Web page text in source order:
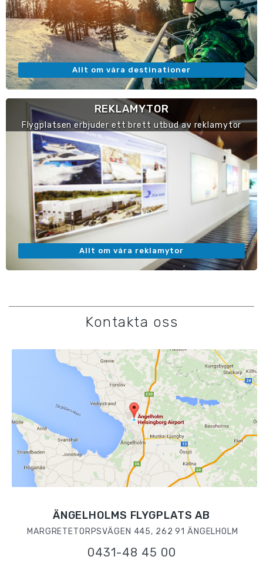
Allt om våra destinationer
REKLAMYTOR
Flygplatsen erbjuder ett brett utbud av reklamytor
Allt om våra reklamytor
Kontakta oss
ÄNGELHOLMS FLYGPLATS AB
MARGRETETORPSVÄGEN 445, 262 91 ÄNGELHOLM
0431-48 45 00